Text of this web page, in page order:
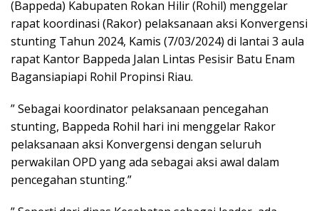
(Bappeda) Kabupaten Rokan Hilir (Rohil) menggelar
rapat koordinasi (Rakor) pelaksanaan aksi Konvergensi
stunting Tahun 2024, Kamis (7/03/2024) di lantai 3 aula
rapat Kantor Bappeda Jalan Lintas Pesisir Batu Enam
Bagansiapiapi Rohil Propinsi Riau.
” Sebagai koordinator pelaksanaan pencegahan
stunting, Bappeda Rohil hari ini menggelar Rakor
pelaksanaan aksi Konvergensi dengan seluruh
perwakilan OPD yang ada sebagai aksi awal dalam
pencegahan stunting.”